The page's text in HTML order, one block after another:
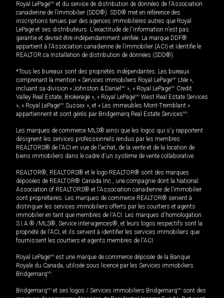
Royal LePageMD et du service de distribution de données de l'Association
canadienne de l’immobilier (SDD®). SDD® met en référence des
inscriptions tenues par des agences immobilières autres que Royal
LePage et ses distributeurs. L'exactitude de l'information n'est pas
garantie et devrait être indépendamment vérifiée. La marque DDF®
appartient à l'Association canadienne de l’immobilier (ACI) et identifie le
REALTOR.ca Installation de distribution de données (SDD®).
*Tous les bureaux sont des propriétés indépendantes. Les bureaux
comprenant la mention « Services immobiliers Royal LePageMD Ltée »,
incluant sa division « Johnston & Daniel MD », « Royal LePageMD Credit
Valley Real Estate, Brokerage », « Royal LePageMD West Real Estate Services
», « Royal LePageMD Sussex », et « Les immeubles Mont-Tremblant »
appartiennent et sont gérés par Bridgemarq Real Estate ServicesMD.
Les marques de commerce MLS® ainsi que les logos qui s'y rapportent
désignent les services professionnels rendus par les membres
REALTORS® de l'ACI en vue de l'achat, de la vente et de la location de
biens immobiliers dans le cadre d'un système de vente collaborative.
REALTOR®, REALTORS® et le logo REALTOR® sont des marques
déposées de REALTOR® Canada Inc., une compagnie dont la National
Association of REALTORS® et l'Association canadienne de l’immobilier
sont propriétaires. Les marques de commerce REALTOR® servent à
distinguer les services immobiliers offerts par les courtiers et agents
immobilier en tant que membres de l'ACI. Les marques d'homologation
S.I.A.® /MLS®, Service inter-agences®, et leurs logos respectifs sont la
propriété de l'ACI, et ils servent à identifier les services immobiliers que
fournissent les courtiers et agents membres de l'ACI.
Royal LePageMD est une marque de commerce déposée de la Banque
Royale du Canada, utilisée sous licence par les Services immobiliers
BridgemarqMD.
BridgemarqMD et ses logos / Services immobiliers BridgemarqMD sont des